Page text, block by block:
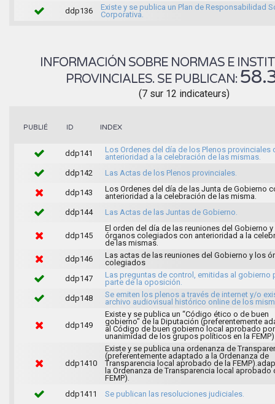
ddp136
Existe y se publica un Plan de Responsabilidad
Corporativa.
INFORMACIÓN SOBRE NORMAS E
PROVINCIALES. SE PUBLICAN:
(7 sur 12 indicateurs)
PUBLIÉ ID INDEX
ddp141
Los Ordenes del día de los Plenos provinciales
anterioridad a la celebración de las mismas.
ddp142
Las Actas de los Plenos provinciales.
ddp143
Los Ordenes del día de las Junta de Gobierno
anterioridad a la celebración de las misma.
ddp144
Las Actas de las Juntas de Gobierno.
ddp145
El orden del día de las reuniones del Gobierno
órganos colegiados con anterioridad a la
de las mismas.
ddp146
Las actas de las reuniones del Gobierno y los
colegiados
ddp147
Las preguntas de control, emitidas al gobierno
parte de la oposición.
ddp148
Se emiten los plenos a través de internet y/o
archivo audiovisual histórico online de los
ddp149
Existe y se publica un “Código ético o de buen
gobierno" de la Diputación (preferentemente
al Código de buen gobierno local aprobado por
unanimidad de los grupos políticos en la
ddp1410
Existe y se publica una ordenanza de
(preferentemente adaptado a la Ordenanza de
Transparencia local aprobado de la
la Ordenanza de Transparencia local aprobado
FEMP).
ddp1411
Se publican las resoluciones judiciales.